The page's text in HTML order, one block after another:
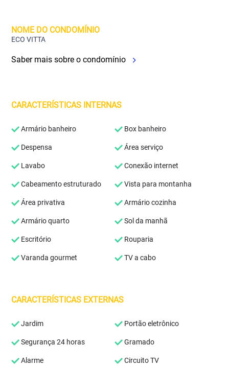
NOME DO CONDOMÍNIO
ECO VITTA
Saber mais sobre o condomínio
CARACTERÍSTICAS INTERNAS
Armário banheiro Box banheiro
Despensa Área serviço
Lavabo Conexão internet
Cabeamento estruturado Vista para montanha
Área privativa Armário cozinha
Armário quarto Sol da manhã
Escritório Rouparia
Varanda gourmet TV a cabo
CARACTERÍSTICAS EXTERNAS
Jardim Portão eletrônico
Segurança 24 horas Gramado
Alarme Circuito TV